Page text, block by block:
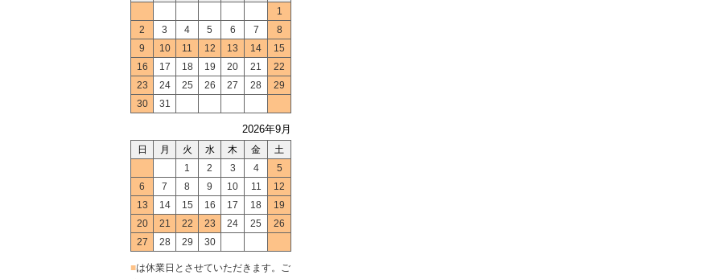
1
2
3 4 5 6 7
8
9
10 11 12 13 14
15
16
17 18 19 20 21
22
23
24 25 26 27 28
29
30
31
2026年9月
日 月 火 水 木 金
土
1
2 3 4
5
6
7 8 9 10 11
12
13
14 15 16 17 18
19
20
21 22 23 24 25
26
27
28 29 30
■は休業日とさせていただきます。ご